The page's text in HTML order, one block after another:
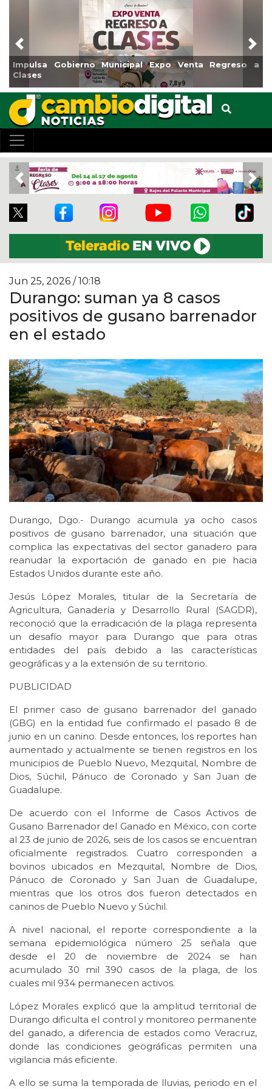
Municipal Expo Venta Regreso a
Reabrirá
Previous
Previous
Jun 25, 2026 / 10:18
Durango: suman ya 8 casos
positivos de gusano barrenador
en el estado
Durango, Dgo.- Durango acumula ya ocho casos
positivos de gusano barrenador, una situación que
complica las expectativas del sector ganadero para
reanudar la exportación de ganado en pie hacia
Estados Unidos durante este año.
Jesús López Morales, titular de la Secretaría de
Agricultura, Ganadería y Desarrollo Rural (SAGDR),
reconoció que la erradicación de la plaga representa
un desafío mayor para Durango que para otras
entidades del país debido a las características
geográficas y a la extensión de su territorio.
PUBLICIDAD
El primer caso de gusano barrenador del ganado
(GBG) en la entidad fue confirmado el pasado 8 de
junio en un canino. Desde entonces, los reportes han
aumentado y actualmente se tienen registros en los
municipios de Pueblo Nuevo, Mezquital, Nombre de
Dios, Súchil, Pánuco de Coronado y San Juan de
Guadalupe.
De acuerdo con el Informe de Casos Activos de
Gusano Barrenador del Ganado en México, con corte
al 23 de junio de 2026, seis de los casos se encuentran
oficialmente registrados. Cuatro corresponden a
bovinos ubicados en Mezquital, Nombre de Dios,
Pánuco de Coronado y San Juan de Guadalupe,
mientras que los otros dos fueron detectados en
caninos de Pueblo Nuevo y Súchil.
A nivel nacional, el reporte correspondiente a la
semana epidemiológica número 25 señala que
desde el 20 de noviembre de 2024 se han
acumulado 30 mil 390 casos de la plaga, de los
cuales mil 934 permanecen activos.
López Morales explicó que la amplitud territorial de
Durango dificulta el control y monitoreo permanente
del ganado, a diferencia de estados como Veracruz,
donde las condiciones geográficas permiten una
vigilancia más eficiente.
A ello se suma la temporada de lluvias, periodo en el